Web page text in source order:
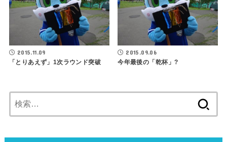
2015.11.09
「とりあえず」1次ラウンド突破
2015.09.06
今年最後の「乾杯」?
索: